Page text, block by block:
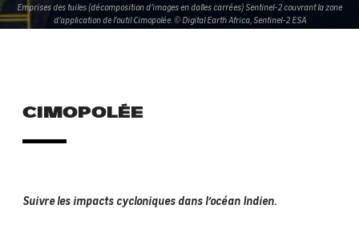
Emprises des tuiles (décomposition d’images en dalles carrées) Sentinel-2 couvrant la zone
d’application de l’outil Cimopolée. © Digital Earth Africa, Sentinel-2 ESA
CIMOPOLÉE
Suivre les impacts cycloniques dans l’océan Indien.